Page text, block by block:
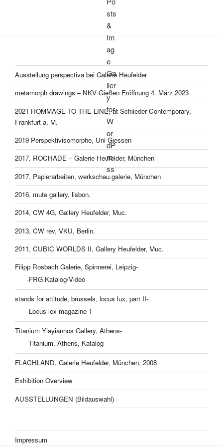
Ausstellung perspectiva bei Galerie Heufelder
metamorph drawings – NKV Gießen Eröffnung 4. März 2023
2021 HOMMAGE TO THE LINE, at Schlieder Contemporary,
Frankfurt a. M.
2019 Perspektivisomorphe, Uni Giessen
2017, ROCHADE – Galerie Heufelder, München
2017, Papierarbeiten, werkschau.galerie, München
2016, mute gallery, lisbon.
2014, CW 4G, Gallery Heufelder, Muc.
2013, CW rev. VKU, Berlin.
2011, CUBIC WORLDS II, Gallery Heufelder, Muc.
Filipp Rosbach Galerie, Spinnerei, Leipzig-
-FRG Katalog/Video
stands for attitude, brussels, locus lux, part II-
-Locus lex magazine 1
Titanium Yiayiannos Gallery, Athens-
-Titanium, Athens, Katalog
FLACHLAND, Galerie Heufelder, München, 2008
Exhibition Overview
AUSSTELLUNGEN (Bildauswahl)
Impressum